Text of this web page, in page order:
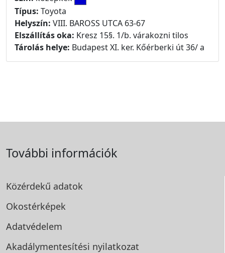
Típus: Toyota
Helyszín: VIII. BAROSS UTCA 63-67
Elszállítás oka: Kresz 15§. 1/b. várakozni tilos
Tárolás helye: Budapest XI. ker. Kőérberki út 36/ a
További információk
Közérdekű adatok
Okostérképek
Adatvédelem
Akadálymentesítési nyilatkozat